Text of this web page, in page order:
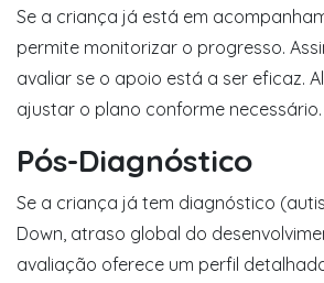
Se a criança já está em
permite monitorizar o progresso.
avaliar se o apoio está a ser eficaz.
ajustar o plano conforme necessário.
Pós-Diagnóstico
Se a criança já tem diagnóstico
Down, atraso global do
avaliação oferece um perfil